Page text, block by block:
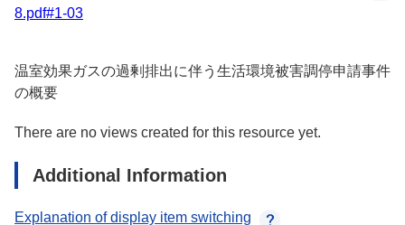
8.pdf#1-03
温室効果ガスの過剰排出に伴う生活環境被害調停申請事件
の概要
There are no views created for this resource yet.
Additional Information
Explanation of display item switching